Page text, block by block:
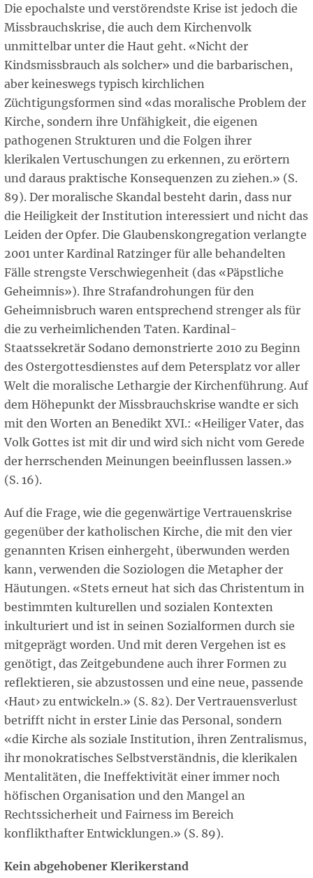
Die epochalste und verstörendste Krise ist jedoch die
Missbrauchskrise, die auch dem Kirchenvolk
unmittelbar unter die Haut geht. «Nicht der
Kindsmissbrauch als solcher» und die barbarischen,
aber keineswegs typisch kirchlichen
Züchtigungsformen sind «das moralische Problem der
Kirche, sondern ihre Unfähigkeit, die eigenen
pathogenen Strukturen und die Folgen ihrer
klerikalen Vertuschungen zu erkennen, zu erörtern
und daraus praktische Konsequenzen zu ziehen.» (S.
89). Der moralische Skandal besteht darin, dass nur
die Heiligkeit der Institution interessiert und nicht das
Leiden der Opfer. Die Glaubenskongregation verlangte
2001 unter Kardinal Ratzinger für alle behandelten
Fälle strengste Verschwiegenheit (das «Päpstliche
Geheimnis»). Ihre Strafandrohungen für den
Geheimnisbruch waren entsprechend strenger als für
die zu verheimlichenden Taten. Kardinal-
Staatssekretär Sodano demonstrierte 2010 zu Beginn
des Ostergottesdienstes auf dem Petersplatz vor aller
Welt die moralische Lethargie der Kirchenführung. Auf
dem Höhepunkt der Missbrauchskrise wandte er sich
mit den Worten an Benedikt XVI.: «Heiliger Vater, das
Volk Gottes ist mit dir und wird sich nicht vom Gerede
der herrschenden Meinungen beeinflussen lassen.»
(S. 16).
Auf die Frage, wie die gegenwärtige Vertrauenskrise
gegenüber der katholischen Kirche, die mit den vier
genannten Krisen einhergeht, überwunden werden
kann, verwenden die Soziologen die Metapher der
Häutungen. «Stets erneut hat sich das Christentum in
bestimmten kulturellen und sozialen Kontexten
inkulturiert und ist in seinen Sozialformen durch sie
mitgeprägt worden. Und mit deren Vergehen ist es
genötigt, das Zeitgebundene auch ihrer Formen zu
reflektieren, sie abzustossen und eine neue, passende
‹Haut› zu entwickeln.» (S. 82). Der Vertrauensverlust
betrifft nicht in erster Linie das Personal, sondern
«die Kirche als soziale Institution, ihren Zentralismus,
ihr monokratisches Selbstverständnis, die klerikalen
Mentalitäten, die Ineffektivität einer immer noch
höfischen Organisation und den Mangel an
Rechtssicherheit und Fairness im Bereich
konflikthafter Entwicklungen.» (S. 89).
Kein abgehobener Klerikerstand